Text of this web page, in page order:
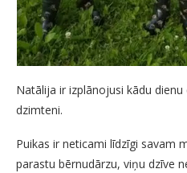
Natālija ir izplānojusi kādu
dzimteni.
Puikas ir neticami līdzīgi savam
parastu bērnudārzu, viņu dzīve